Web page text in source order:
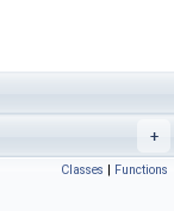
+
Classes | Functions